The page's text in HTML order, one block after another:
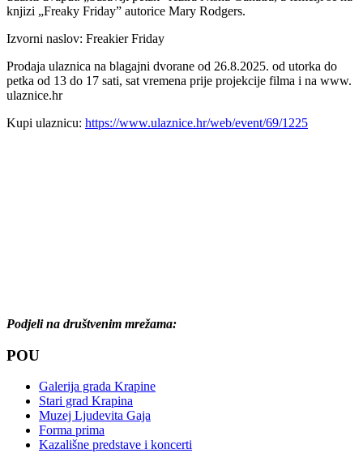
knjizi „Freaky Friday” autorice Mary Rodgers.
Izvorni naslov: Freakier Friday
Prodaja ulaznica na blagajni dvorane od 26.8.2025. od utorka do
petka od 13 do 17 sati, sat vremena prije projekcije filma i na www.
ulaznice.hr
Kupi ulaznicu: https://www.ulaznice.hr/web/event/69/1225
Podjeli na društvenim mrežama:
POU
Galerija grada Krapine
Stari grad Krapina
Muzej Ljudevita Gaja
Forma prima
Kazališne predstave i koncerti